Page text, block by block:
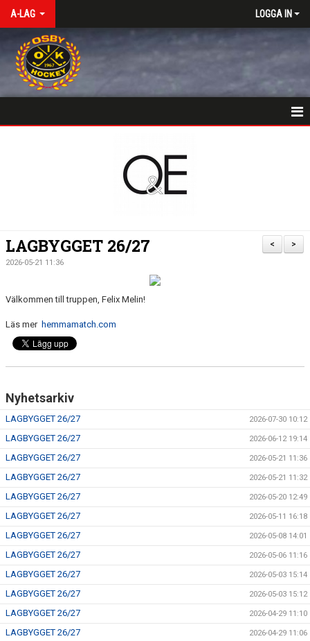
A-LAG LOGGA IN
KONTAKT
>
<
LAGBYGGET 26/27
2026-05-21 11:36
Välkommen till truppen, Felix Melin!
Läs mer hemmamatch.com
Nyhetsarkiv
LAGBYGGET 26/27 2026-07-30 10:12
LAGBYGGET 26/27 2026-06-12 19:14
LAGBYGGET 26/27 2026-05-21 11:36
LAGBYGGET 26/27 2026-05-21 11:32
LAGBYGGET 26/27 2026-05-20 12:49
LAGBYGGET 26/27 2026-05-11 16:18
LAGBYGGET 26/27 2026-05-08 14:01
LAGBYGGET 26/27 2026-05-06 11:16
LAGBYGGET 26/27 2026-05-03 15:14
LAGBYGGET 26/27 2026-05-03 15:12
LAGBYGGET 26/27 2026-04-29 11:10
LAGBYGGET 26/27 2026-04-29 11:06